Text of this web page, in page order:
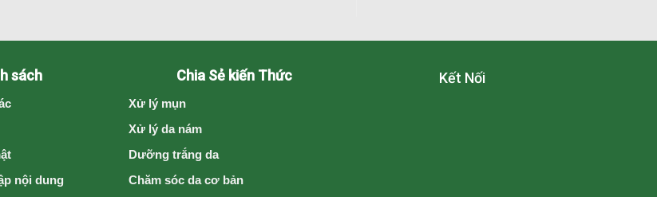
sách
nội dung
Chia Sẻ kiến Thức
Xử lý mụn
Xử lý da nám
Dưỡng trắng da
Chăm sóc da cơ bản
Kết Nối